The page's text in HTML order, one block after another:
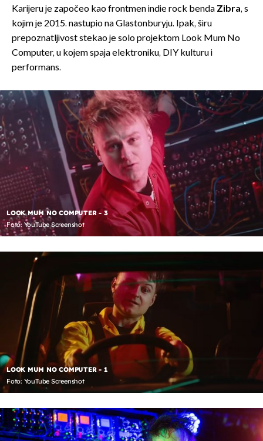
Karijeru je započeo kao frontmen indie rock benda Zibra, s
kojim je 2015. nastupio na Glastonburyju. Ipak, širu
prepoznatljivost stekao je solo projektom Look Mum No
Computer, u kojem spaja elektroniku, DIY kulturu i
performans.
LOOK MUM NO COMPUTER - 3
Foto: YouTube Screenshot
LOOK MUM NO COMPUTER - 1
Foto: YouTube Screenshot